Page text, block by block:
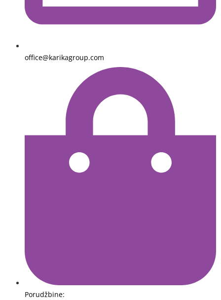
office@karikagroup.com
Porudžbine: